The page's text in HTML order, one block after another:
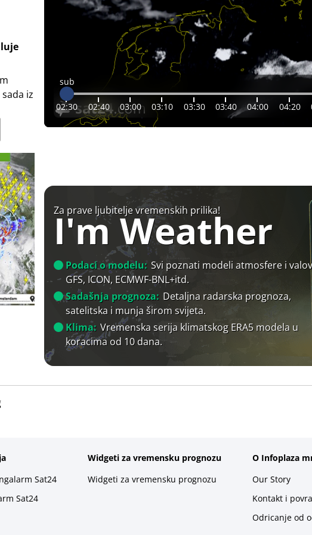
iz
sub
02:30 02:40 03:00 03:10 03:30 03:40 04:00 04:20
Za prave ljubitelje vremenskih prilika!
I'm Weather
Podaci o modelu: Svi poznati modeli atmosfere i
GFS, ICON, ECMWF-BNL+itd.
Sadašnja prognoza: Detaljna radarska prognoza,
satelitska i munja širom svijeta.
Klima: Vremenska serija klimatskog ERA5 modela u
koracima od 10 dana.
Sat24
Sat24
Widgeti za vremensku prognozu
Widgeti za vremensku prognozu
O Infoplaza
Our Story
Kontakt i
Odricanje od